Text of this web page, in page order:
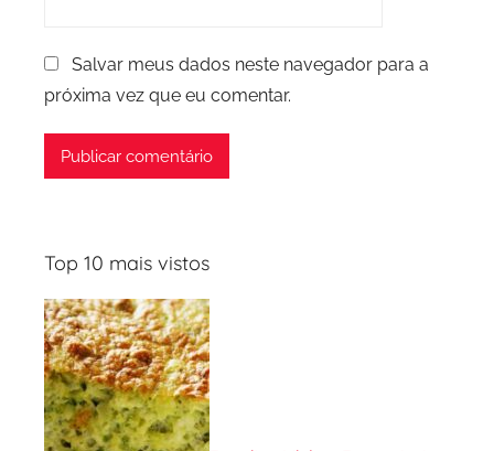
Salvar meus dados neste navegador para a
próxima vez que eu comentar.
Top 10 mais vistos